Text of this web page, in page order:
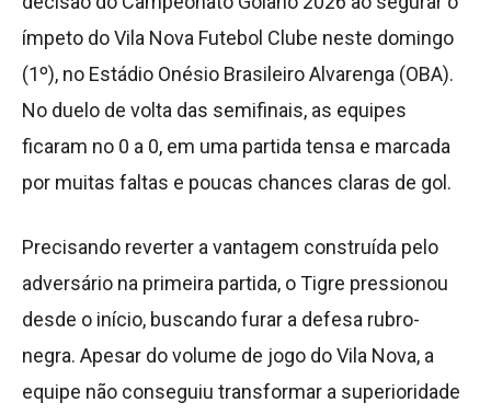
ímpeto do Vila Nova Futebol Clube neste domingo
(1º), no Estádio Onésio Brasileiro Alvarenga (OBA).
No duelo de volta das semifinais, as equipes
ficaram no 0 a 0, em uma partida tensa e marcada
por muitas faltas e poucas chances claras de gol.
Precisando reverter a vantagem construída pelo
adversário na primeira partida, o Tigre pressionou
desde o início, buscando furar a defesa rubro-
negra. Apesar do volume de jogo do Vila Nova, a
equipe não conseguiu transformar a superioridade